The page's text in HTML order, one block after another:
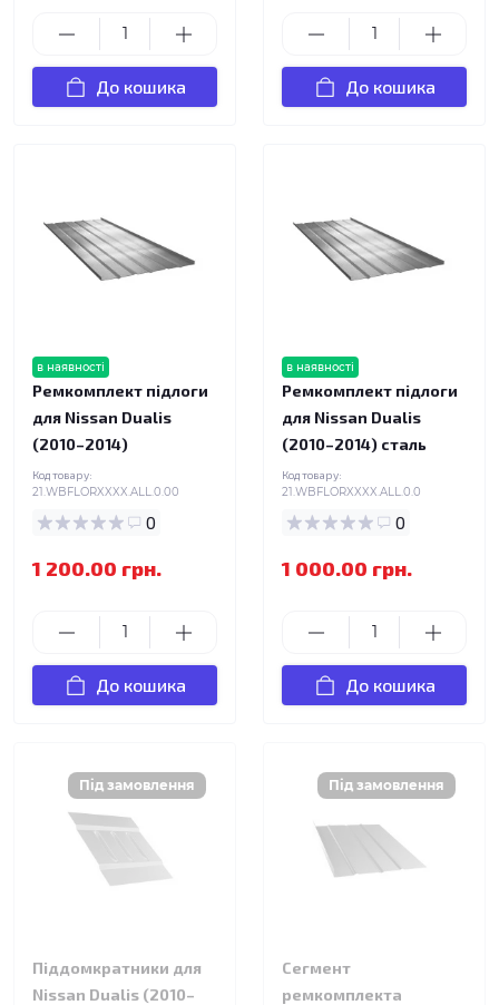
До кошика До кошика
в наявності
Ремкомплект підлоги
для Nissan Dualis
(2010–2014)
Код товару:
21.WBFLORXXXX.ALL.0.00
0
1 200.00 грн.
До кошика
в наявності
Ремкомплект підлоги
для Nissan Dualis
(2010–2014) сталь
Код товару:
21.WBFLORXXXX.ALL.0.0
0
1 000.00 грн.
До кошика
Піддомкратники для
Nissan Dualis (2010–
Сегмент
ремкомплекта